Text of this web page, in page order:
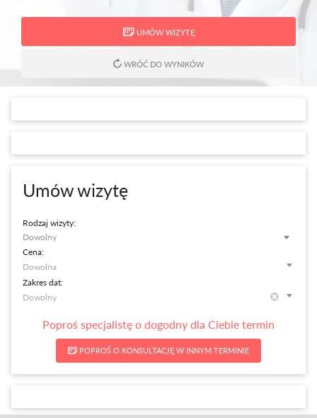
UMÓW WIZYTĘ
WRÓĆ DO WYNIKÓW
Umów wizytę
Rodzaj wizyty:
Dowolny
Cena:
Zakres dat:
Poproś specjalistę o dogodny dla Ciebie termin
POPROŚ O KONSULTACJĘ W INNYM TERMINIE